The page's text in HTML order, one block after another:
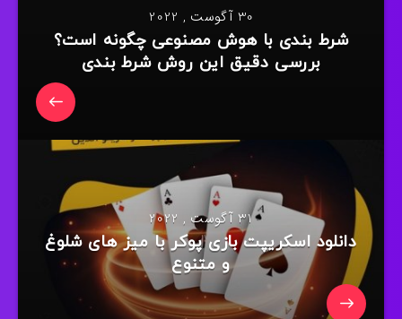
30 آگوست , 2022
شرط بندی با هوش مصنوعی چگونه است؟
بررسی دقیق این روش شرط بندی
31 آگوست , 2022
دانلود اسکریپت بازی پوکر با میز های شلوغ
و متنوع